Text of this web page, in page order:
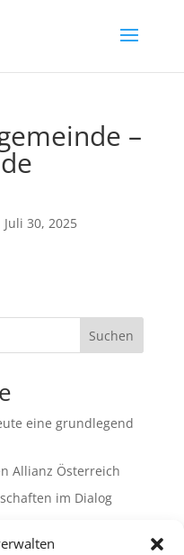
–
Juli 30, 2025
Suchen
eine grundlegend
Allianz Österreich
im Dialog